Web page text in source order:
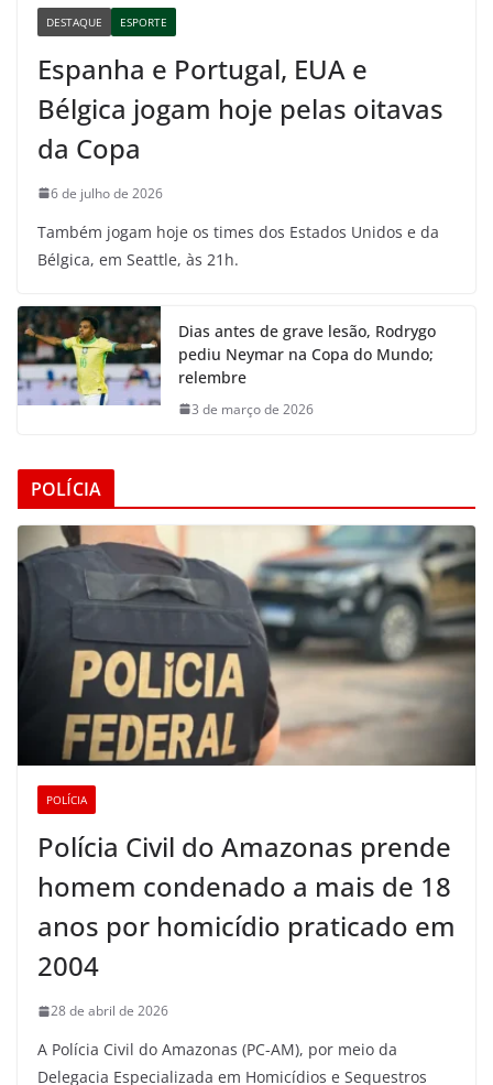
DESTAQUE ESPORTE
Espanha e Portugal, EUA e
Bélgica jogam hoje pelas oitavas
da Copa
6 de julho de 2026
Também jogam hoje os times dos Estados Unidos e da
Bélgica, em Seattle, às 21h.
Dias antes de grave lesão, Rodrygo
pediu Neymar na Copa do Mundo;
relembre
3 de março de 2026
POLÍCIA
POLÍCIA
Polícia Civil do Amazonas prende
homem condenado a mais de 18
anos por homicídio praticado em
2004
28 de abril de 2026
A Polícia Civil do Amazonas (PC-AM), por meio da
Delegacia Especializada em Homicídios e Sequestros